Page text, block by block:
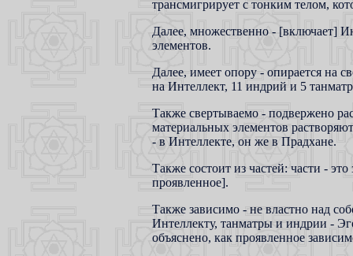
трансмигрирует с тонким телом,
Далее, множественно - [включает]
элементов.
Далее, имеет опору - опирается на
на Интеллект, 11 индрий и 5
Также свертываемо - подвержено
материальных элементов
- в Интеллекте, он же в Прадхане.
Также состоит из частей: части -
проявленное].
Также зависимо - не властно над
Интеллекту, танматры и индрии -
объяснено, как проявленное